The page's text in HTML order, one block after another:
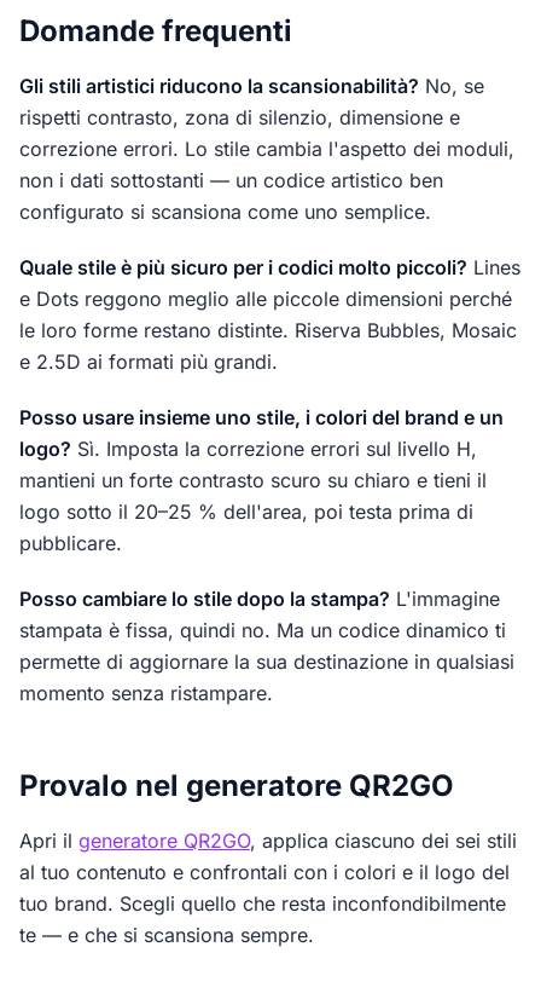
Domande frequenti
Gli stili artistici riducono la scansionabilità? No, se
rispetti contrasto, zona di silenzio, dimensione e
correzione errori. Lo stile cambia l'aspetto dei moduli,
non i dati sottostanti — un codice artistico ben
configurato si scansiona come uno semplice.
Quale stile è più sicuro per i codici molto piccoli? Lines
e Dots reggono meglio alle piccole dimensioni perché
le loro forme restano distinte. Riserva Bubbles, Mosaic
e 2.5D ai formati più grandi.
Posso usare insieme uno stile, i colori del brand e un
logo? Sì. Imposta la correzione errori sul livello H,
mantieni un forte contrasto scuro su chiaro e tieni il
logo sotto il 20–25 % dell'area, poi testa prima di
pubblicare.
Posso cambiare lo stile dopo la stampa? L'immagine
stampata è fissa, quindi no. Ma un codice dinamico ti
permette di aggiornare la sua destinazione in qualsiasi
momento senza ristampare.
Provalo nel generatore QR2GO
Apri il generatore QR2GO, applica ciascuno dei sei stili
al tuo contenuto e confrontali con i colori e il logo del
tuo brand. Scegli quello che resta inconfondibilmente
te — e che si scansiona sempre.